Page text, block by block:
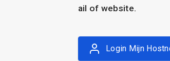
ail of website.
Login Mijn